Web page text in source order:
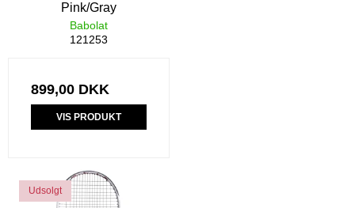
Pink/Gray
Babolat
121253
899,00 DKK
VIS PRODUKT
Udsolgt